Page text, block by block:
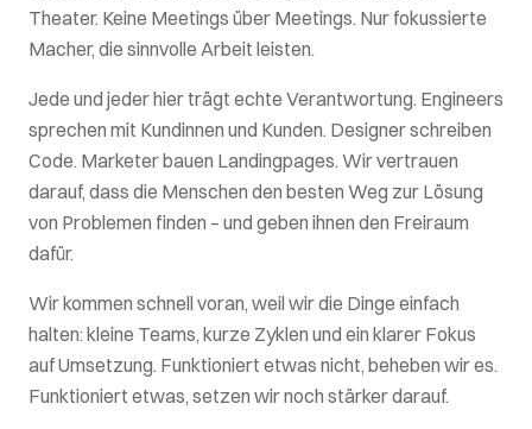
Theater. Keine Meetings über Meetings. Nur fokussierte
Macher, die sinnvolle Arbeit leisten.
Jede und jeder hier trägt echte Verantwortung. Engineers
sprechen mit Kundinnen und Kunden. Designer schreiben
Code. Marketer bauen Landingpages. Wir vertrauen
darauf, dass die Menschen den besten Weg zur Lösung
von Problemen finden – und geben ihnen den Freiraum
dafür.
Wir kommen schnell voran, weil wir die Dinge einfach
halten: kleine Teams, kurze Zyklen und ein klarer Fokus
auf Umsetzung. Funktioniert etwas nicht, beheben wir es.
Funktioniert etwas, setzen wir noch stärker darauf.